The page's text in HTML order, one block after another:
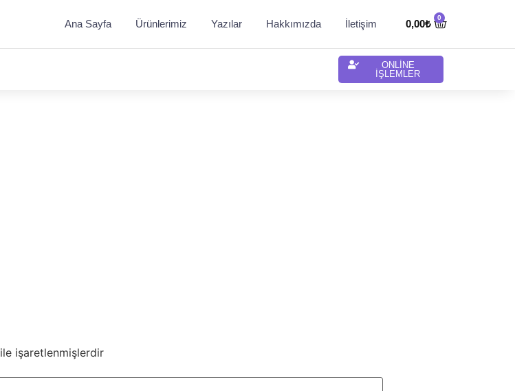
Ana Sayfa Ürünlerimiz Yazılar Hakkımızda İletişim 0,00₺
ONLİNE
İŞLEMLER
ile işaretlenmişlerdir